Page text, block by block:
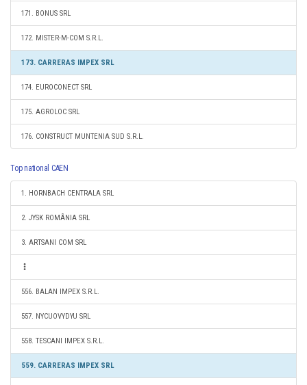
171. BONUS SRL
172. MISTER-M-COM S.R.L.
173. CARRERAS IMPEX SRL
174. EUROCONECT SRL
175. AGROLOC SRL
176. CONSTRUCT MUNTENIA SUD S.R.L.
Top national CAEN
1. HORNBACH CENTRALA SRL
2. JYSK ROMÂNIA SRL
3. ARTSANI COM SRL
556. BALAN IMPEX S.R.L.
557. NYCUOVYDYU SRL
558. TESCANI IMPEX S.R.L.
559. CARRERAS IMPEX SRL